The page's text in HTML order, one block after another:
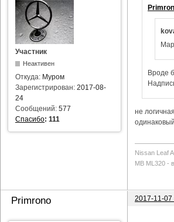
Участник
Неактивен
Откуда: Муром
Зарегистрирован: 2017-08-
24
Сообщений: 577
Спасибо: 111
Вроде
не
Nissan Leaf
MB ML320 -
Primrono 2017-11-07